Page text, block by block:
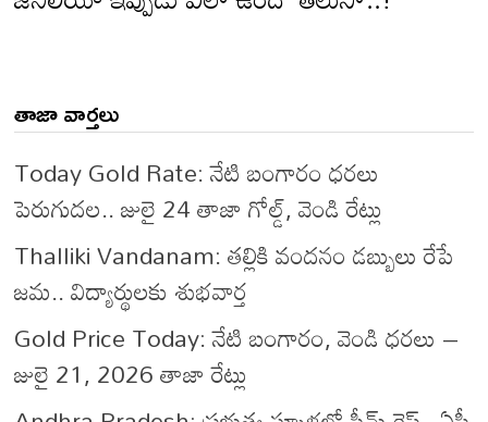
తాజా వార్తలు
Today Gold Rate: నేటి బంగారం ధరలు
పెరుగుదల.. జులై 24 తాజా గోల్డ్, వెండి రేట్లు
Thalliki Vandanam: తల్లికి వందనం డబ్బులు రేపే
జమ.. విద్యార్థులకు శుభవార్త
Gold Price Today: నేటి బంగారం, వెండి ధరలు –
జులై 21, 2026 తాజా రేట్లు